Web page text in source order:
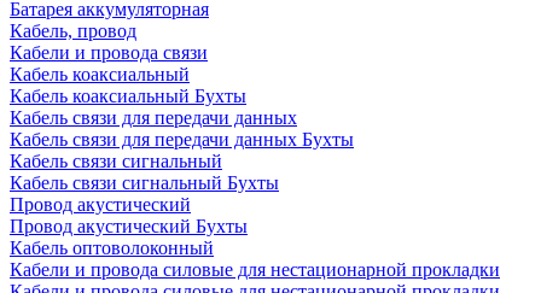
Батарея аккумуляторная
Кабель, провод
Кабели и провода связи
Кабель коаксиальный
Кабель коаксиальный Бухты
Кабель связи для передачи данных
Кабель связи для передачи данных Бухты
Кабель связи сигнальный
Кабель связи сигнальный Бухты
Провод акустический
Провод акустический Бухты
Кабель оптоволоконный
Кабели и провода силовые для нестационарной прокладки